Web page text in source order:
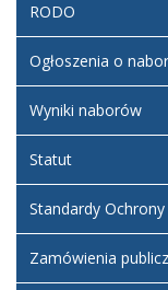
RODO
Ogłoszenia o
Wyniki naborów
Statut
Standardy
Zamówienia